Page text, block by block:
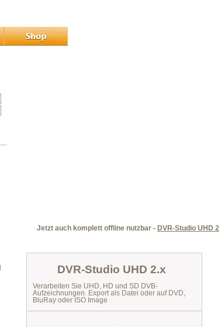
Jetzt auch komplett offline nutzbar - DVR-Studio UHD 2
DVR-Studio UHD 2.x
Verarbeiten Sie UHD, HD und SD DVB-
Aufzeichnungen. Export als Datei oder auf DVD,
BluRay oder ISO Image